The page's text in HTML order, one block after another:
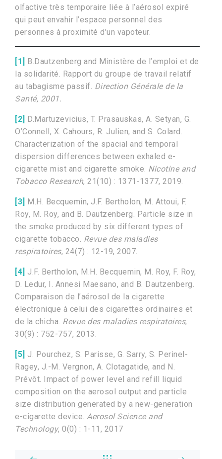
olfactive très temporaire liée à l’aérosol expiré
qui peut envahir l’espace personnel des
personnes à proximité d’un vapoteur.
[1] B.Dautzenberg and Ministère de l’emploi et de
la solidarité. Rapport du groupe de travail relatif
au tabagisme passif. Direction Générale de la
Santé, 2001.
[2] D.Martuzevicius, T. Prasauskas, A. Setyan, G.
O’Connell, X. Cahours, R. Julien, and S. Colard.
Characterization of the spacial and temporal
dispersion differences between exhaled e-
cigarette mist and cigarette smoke. Nicotine and
Tobacco Research, 21(10) : 1371-1377, 2019.
[3] M.H. Becquemin, J.F. Bertholon, M. Attoui, F.
Roy, M. Roy, and B. Dautzenberg. Particle size in
the smoke produced by six different types of
cigarette tobacco. Revue des maladies
respiratoires, 24(7) : 12-19, 2007.
[4] J.F. Bertholon, M.H. Becquemin, M. Roy, F. Roy,
D. Ledur, I. Annesi Maesano, and B. Dautzenberg.
Comparaison de l’aérosol de la cigarette
électronique à celui des cigarettes ordinaires et
de la chicha. Revue des maladies respiratoires,
30(9) : 752-757, 2013.
[5] J. Pourchez, S. Parisse, G. Sarry, S. Perinel-
Ragey, J.-M. Vergnon, A. Clotagatide, and N.
Prévôt. Impact of power level and refill liquid
composition on the aerosol output and particle
size distribution generated by a new-generation
e-cigarette device. Aerosol Science and
Technology, 0(0) : 1-11, 2017